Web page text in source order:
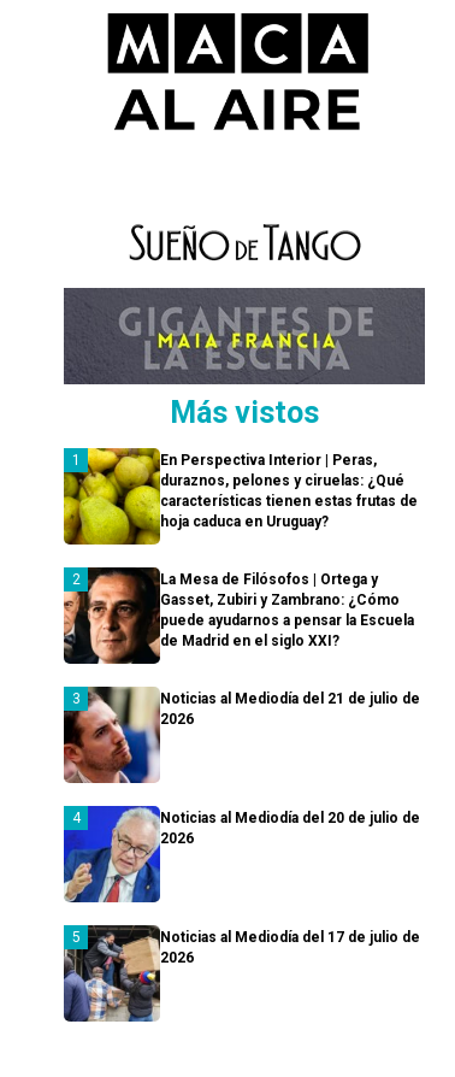
Más vistos
En Perspectiva Interior | Peras,
duraznos, pelones y ciruelas: ¿Qué
características tienen estas frutas de
hoja caduca en Uruguay?
La Mesa de Filósofos | Ortega y
Gasset, Zubiri y Zambrano: ¿Cómo
puede ayudarnos a pensar la Escuela
de Madrid en el siglo XXI?
Noticias al Mediodía del 21 de julio de
2026
Noticias al Mediodía del 20 de julio de
2026
Noticias al Mediodía del 17 de julio de
2026